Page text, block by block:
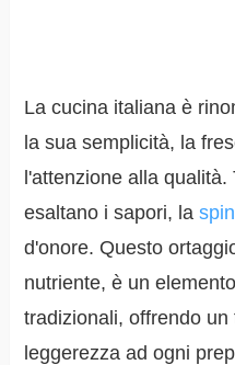
La cucina italiana è
la sua semplicità, la
l'attenzione alla
esaltano i sapori, la
d'onore. Questo
nutriente, è un
tradizionali, offrendo
leggerezza ad ogni